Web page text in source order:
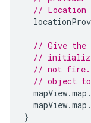
// Location
// Give the
// initialize;
// not fire.
// object to
mapView.map .
mapView.map .
}